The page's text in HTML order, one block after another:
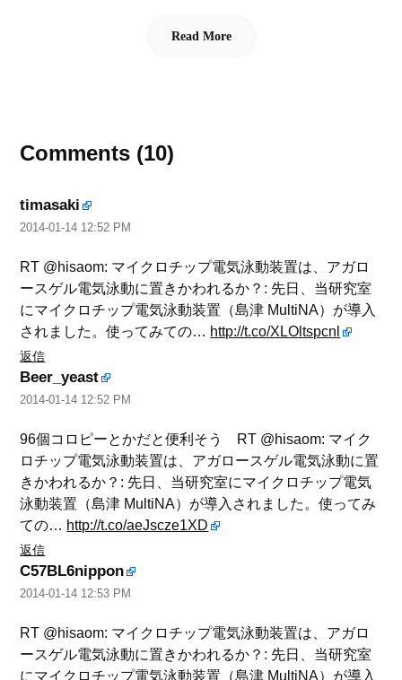
Read More
Comments (10)
timasaki
2014-01-14 12:52 PM
RT @hisaom: マイクロチップ電気泳動装置は、アガロ
ースゲル電気泳動に置きかわれるか？: 先日、当研究室
にマイクロチップ電気泳動装置（島津 MultiNA）が導入
されました。使ってみての… http://t.co/XLOltspcnl
返信
Beer_yeast
2014-01-14 12:52 PM
96個コロピーとかだと便利そう RT @hisaom: マイク
ロチップ電気泳動装置は、アガロースゲル電気泳動に置
きかわれるか？: 先日、当研究室にマイクロチップ電気
泳動装置（島津 MultiNA）が導入されました。使ってみ
ての… http://t.co/aeJscze1XD
返信
C57BL6nippon
2014-01-14 12:53 PM
RT @hisaom: マイクロチップ電気泳動装置は、アガロ
ースゲル電気泳動に置きかわれるか？: 先日、当研究室
にマイクロチップ電気泳動装置（島津 MultiNA）が導入